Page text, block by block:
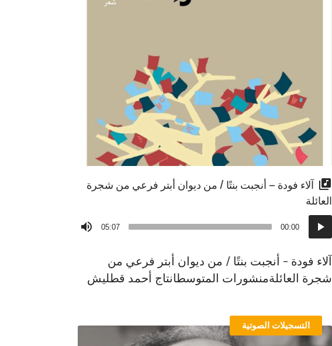
آلاء فودة – أنجبت بنتًا / من ديوان أبتر فرعي من شجرة
العائلة
مشغل
الصوت
00:00
05:07
آلاء فودة – أنجبت بنتًا / من ديوان أبتر فرعي من
شجرة العائلةمنشورات المتوسطانتاج أحمد قطليش
التسجيلات الصوتية